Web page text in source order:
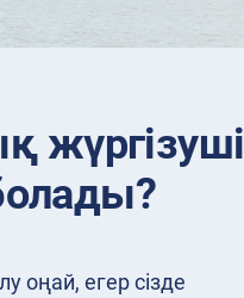
жүргізуші
оңай, егер сізде